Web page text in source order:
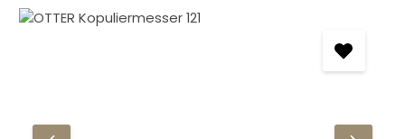
Bildergalerie überspringen